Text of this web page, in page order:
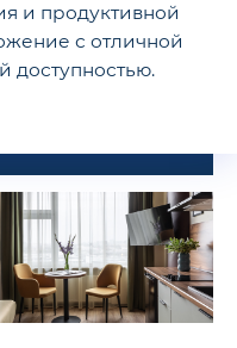
и продуктивной
с отличной
доступностью.